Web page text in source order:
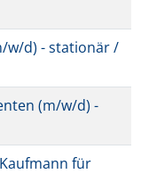
w/d) - stationär /
(m/w/d) -
für